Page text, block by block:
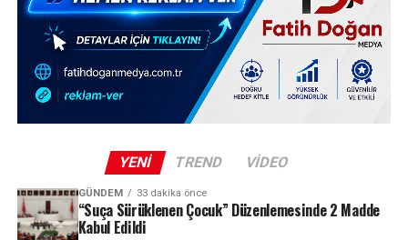
YENI TREND VIDEO
GÜNDEM 33 dakika önce
“Suça Sürüklenen Çocuk” Düzenlemesinde 2 Madde
Kabul Edildi